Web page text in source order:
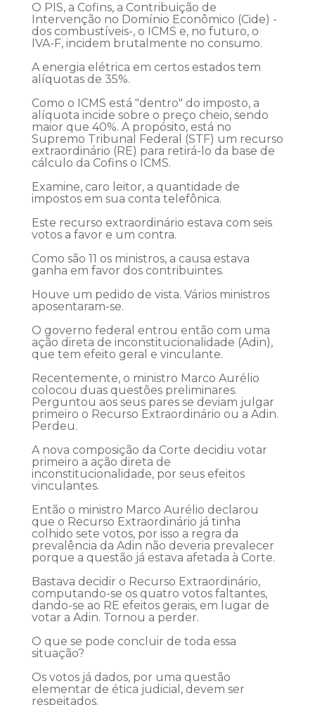
O PIS, a Cofins, a Contribuição de
Intervenção no Domínio Econômico (Cide) -
dos combustíveis-, o ICMS e, no futuro, o
IVA-F, incidem brutalmente no consumo.
A energia elétrica em certos estados tem
alíquotas de 35%.
Como o ICMS está "dentro" do imposto, a
alíquota incide sobre o preço cheio, sendo
maior que 40%. A propósito, está no
Supremo Tribunal Federal (STF) um recurso
extraordinário (RE) para retirá-lo da base de
cálculo da Cofins o ICMS.
Examine, caro leitor, a quantidade de
impostos em sua conta telefônica.
Este recurso extraordinário estava com seis
votos a favor e um contra.
Como são 11 os ministros, a causa estava
ganha em favor dos contribuintes.
Houve um pedido de vista. Vários ministros
aposentaram-se.
O governo federal entrou então com uma
ação direta de inconstitucionalidade (Adin),
que tem efeito geral e vinculante.
Recentemente, o ministro Marco Aurélio
colocou duas questões preliminares.
Perguntou aos seus pares se deviam julgar
primeiro o Recurso Extraordinário ou a Adin.
Perdeu.
A nova composição da Corte decidiu votar
primeiro a ação direta de
inconstitucionalidade, por seus efeitos
vinculantes.
Então o ministro Marco Aurélio declarou
que o Recurso Extraordinário já tinha
colhido sete votos, por isso a regra da
prevalência da Adin não deveria prevalecer
porque a questão já estava afetada à Corte.
Bastava decidir o Recurso Extraordinário,
computando-se os quatro votos faltantes,
dando-se ao RE efeitos gerais, em lugar de
votar a Adin. Tornou a perder.
O que se pode concluir de toda essa
situação?
Os votos já dados, por uma questão
elementar de ética judicial, devem ser
respeitados.